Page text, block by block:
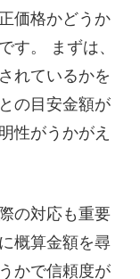
価格かどうか
す。
まずは、
れているかを
の目安金額が
性がうかがえ
の対応も重要
概算金額を尋
かで信頼度が